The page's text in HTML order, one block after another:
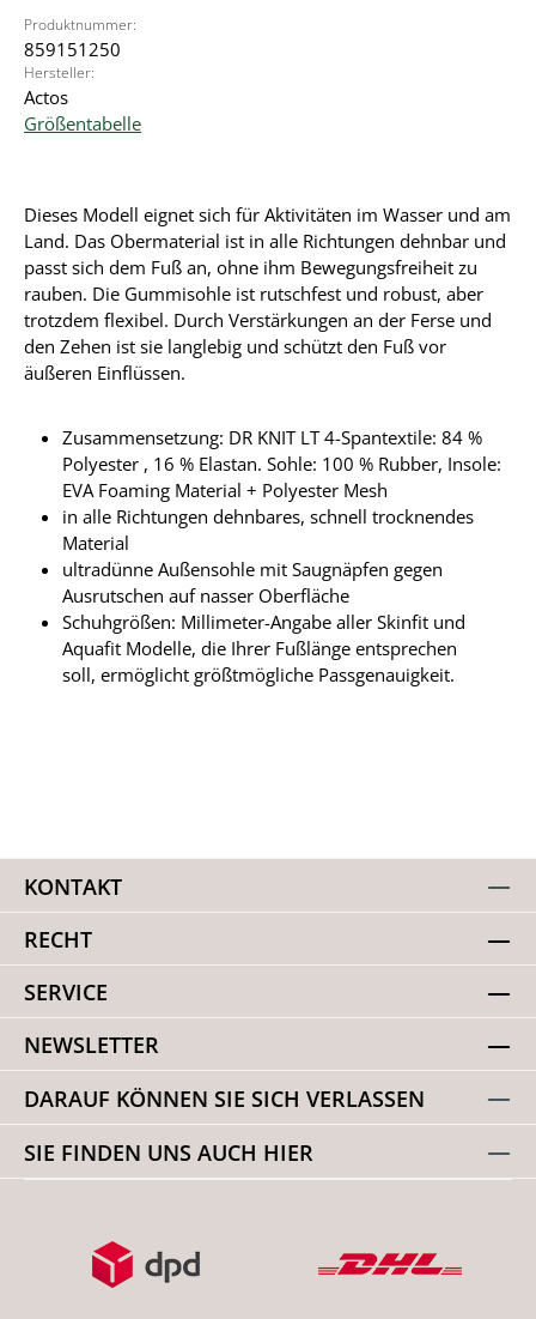
Produktnummer:
859151250
Hersteller:
Actos
Größentabelle
Dieses Modell eignet sich für Aktivitäten im Wasser und am
Land. Das Obermaterial ist in alle Richtungen dehnbar und
passt sich dem Fuß an, ohne ihm Bewegungsfreiheit zu
rauben. Die Gummisohle ist rutschfest und robust, aber
trotzdem flexibel. Durch Verstärkungen an der Ferse und
den Zehen ist sie langlebig und schützt den Fuß vor
äußeren Einflüssen.
Zusammensetzung: DR KNIT LT 4-Spantextile: 84 %
Polyester , 16 % Elastan. Sohle: 100 % Rubber, Insole:
EVA Foaming Material + Polyester Mesh
in alle Richtungen dehnbares, schnell trocknendes
Material
ultradünne Außensohle mit Saugnäpfen gegen
Ausrutschen auf nasser Oberfläche
Schuhgrößen: Millimeter-Angabe aller Skinfit und
Aquafit Modelle, die Ihrer Fußlänge entsprechen
soll, ermöglicht größtmögliche Passgenauigkeit.
KONTAKT
RECHT
SERVICE
NEWSLETTER
DARAUF KÖNNEN SIE SICH VERLASSEN
SIE FINDEN UNS AUCH HIER